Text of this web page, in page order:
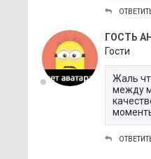
ГОСТЬ
Гости
Жаль
между